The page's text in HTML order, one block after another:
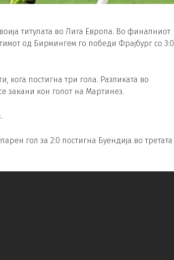
титулата во Лига Европа. Во финалниот
од Бирмингем го победи Фрајбург со 3:0
кога постигна три гола. Разликата во
закани кон голот на Мартинез.
гол за 2:0 постигна Буендија во третата